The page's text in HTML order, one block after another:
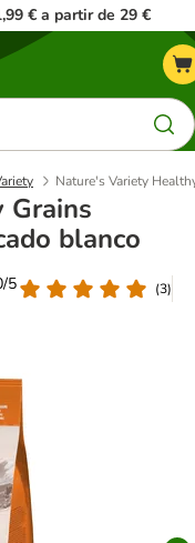
€ a partir de 29 €
Nature's Variety
Grains
blanco
5
(3)